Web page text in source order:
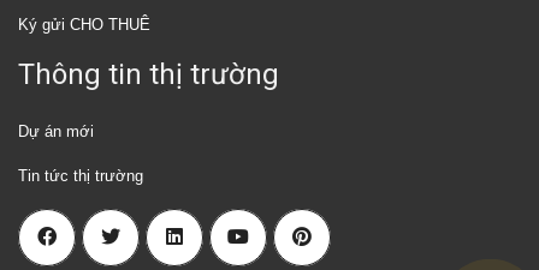
Ký gửi CHO THUÊ
Thông tin thị trường
Dự án mới
Tin tức thị trường